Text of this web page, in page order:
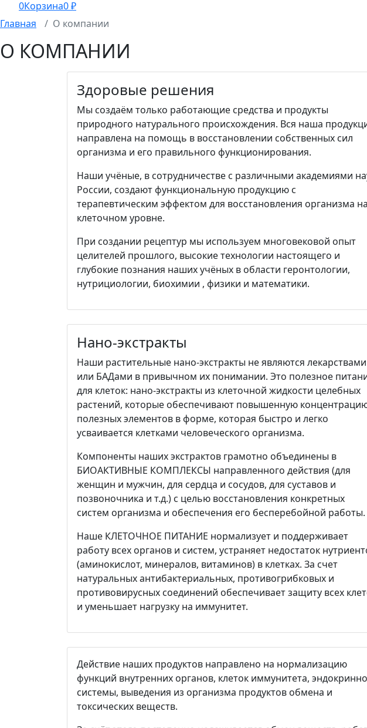
0Корзина0₽
Главная
О компании
О КОМПАНИИ
Здоровые решения
Мы создаём только работающие средства и продукты
природного натурального происхождения. Вся наша
направлена на помощь в восстановлении собственных сил
организма и его правильного функционирования.
Наши учёные, в сотрудничестве с различными академиями
России, создают функциональную продукцию с
терапевтическим эффектом для восстановления организма на
клеточном уровне.
При создании рецептур мы используем многовековой опыт
целителей прошлого, высокие технологии настоящего и
глубокие познания наших учёных в области геронтологии,
нутрициологии, биохимии , физики и математики.
Нано-экстракты
Наши растительные нано-экстракты не являются лекарствами
или БАДами в привычном их понимании. Это полезное
для клеток: нано-экстракты из клеточной жидкости целебных
растений, которые обеспечивают повышенную
полезных элементов в форме, которая быстро и легко
усваивается клетками человеческого организма.
Компоненты наших экстрактов грамотно объединены в
БИОАКТИВНЫЕ КОМПЛЕКСЫ направленного действия (для
женщин и мужчин, для сердца и сосудов, для суставов и
позвоночника и т.д.) с целью восстановления конкретных
систем организма и обеспечения его бесперебойной работы.
Наше КЛЕТОЧНОЕ ПИТАНИЕ нормализует и поддерживает
работу всех органов и систем, устраняет недостаток
(аминокислот, минералов, витаминов) в клетках. За счет
натуральных антибактериальных, противогрибковых и
противовирусных соединений обеспечивает защиту всех
и уменьшает нагрузку на иммунитет.
Действие наших продуктов направлено на нормализацию
функций внутренних органов, клеток иммунитета,
системы, выведения из организма продуктов обмена и
токсических веществ.